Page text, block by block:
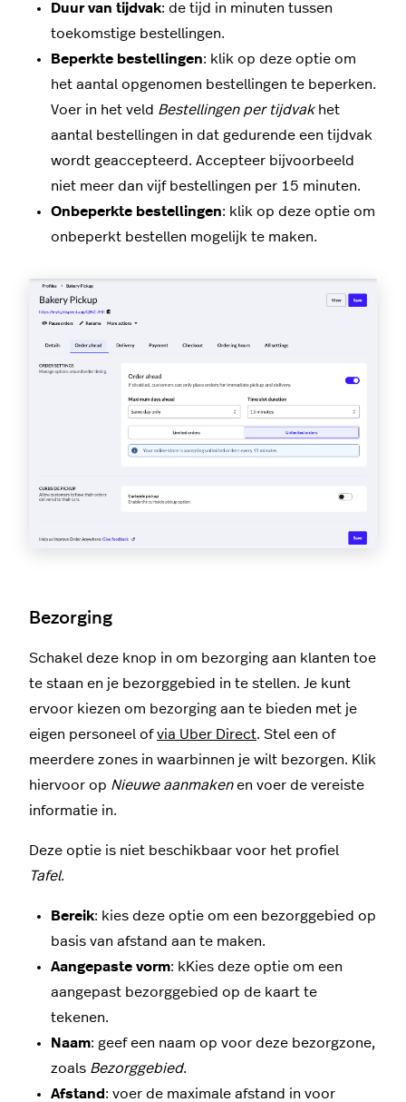
Duur van tijdvak: de tijd in minuten tussen
toekomstige bestellingen.
Beperkte bestellingen: klik op deze optie om
het aantal opgenomen bestellingen te beperken.
Voer in het veld Bestellingen per tijdvakhet
aantal bestellingen in dat gedurende een tijdvak
wordt geaccepteerd. Accepteer bijvoorbeeld
niet meer dan vijf bestellingen per 15 minuten.
Onbeperkte bestellingen: klik op deze optie om
onbeperkt bestellen mogelijk te maken.
Bezorging
Schakel deze knop in om bezorging aan klanten toe
te staan en je bezorggebied in te stellen. Je kunt
ervoor kiezen om bezorging aan te bieden met je
eigen personeel ofvia Uber Direct. Stel een of
meerdere zones in waarbinnen je wilt bezorgen. Klik
hiervoor op Nieuwe aanmakenen voer de vereiste
informatie in.
Deze optie is niet beschikbaar voor het profiel
Tafel.
Bereik: kies deze optie om een bezorggebied op
basis van afstand aan te maken.
Aangepaste vorm: kKies deze optie om een
aangepast bezorggebied op de kaart te
tekenen.
Naam: geef een naam op voor deze bezorgzone,
zoals Bezorggebied.
Afstand : voer de maximale afstand in voor